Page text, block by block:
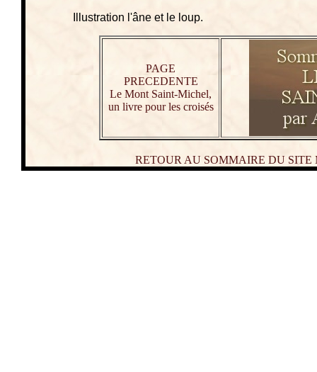
Illustration l'âne et le loup.
PAGE
PRECEDENTE
Le Mont Saint-Michel,
un livre pour les croisés
RETOUR AU SOMMAIRE DU